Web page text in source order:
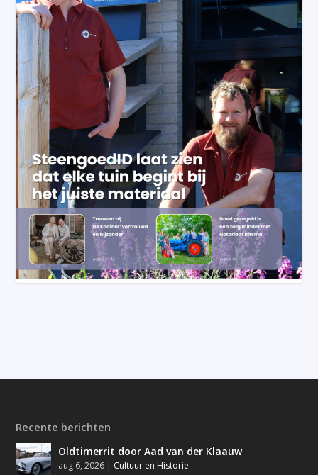
Recente berichten
Oldtimerrit door Aad van der Klaauw
aug 6, 2026 | Cultuur en Historie